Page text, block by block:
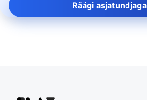
Räägi asjatundjaga